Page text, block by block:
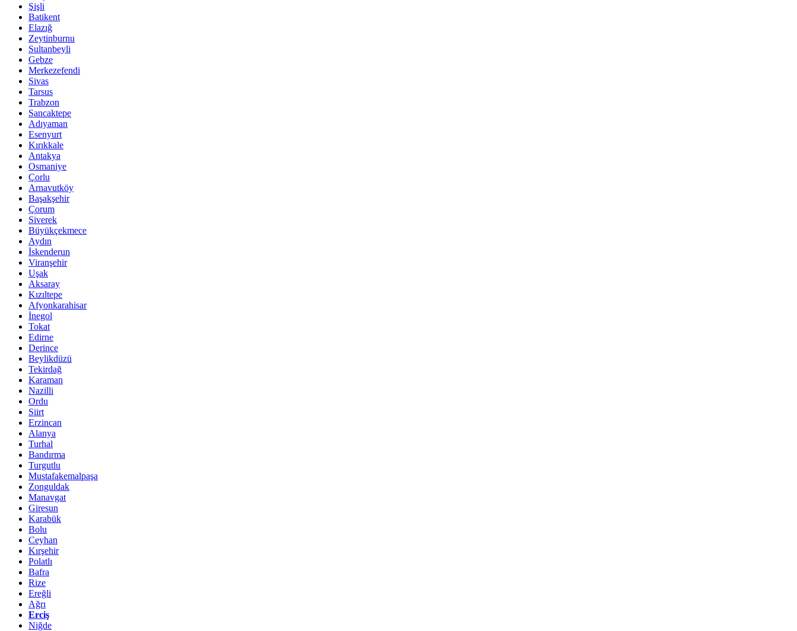
Şişli
Batikent
Elazığ
Zeytinburnu
Sultanbeyli
Gebze
Merkezefendi
Sivas
Tarsus
Trabzon
Sancaktepe
Adıyaman
Esenyurt
Kırıkkale
Antakya
Osmaniye
Çorlu
Arnavutköy
Başakşehir
Çorum
Siverek
Büyükçekmece
Aydın
İskenderun
Viranşehir
Uşak
Aksaray
Kızıltepe
Afyonkarahisar
İnegol
Tokat
Edirne
Derince
Beylikdüzü
Tekirdağ
Karaman
Nazilli
Ordu
Siirt
Erzincan
Alanya
Turhal
Bandırma
Turgutlu
Mustafakemalpaşa
Zonguldak
Manavgat
Giresun
Karabük
Bolu
Ceyhan
Kırşehir
Polatlı
Bafra
Rize
Ereğli
Ağrı
Erciş
Niğde